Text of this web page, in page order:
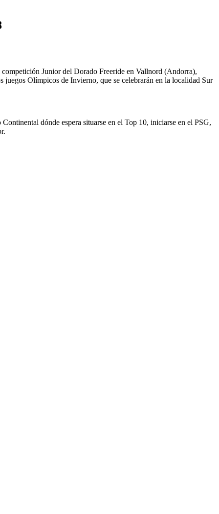
Junior del Dorado Freeride en Vallnord (Andorra),
juegos Olímpicos de Invierno, que se celebrarán en la localidad Sur
dónde espera situarse en el Top 10, iniciarse en el PSG,